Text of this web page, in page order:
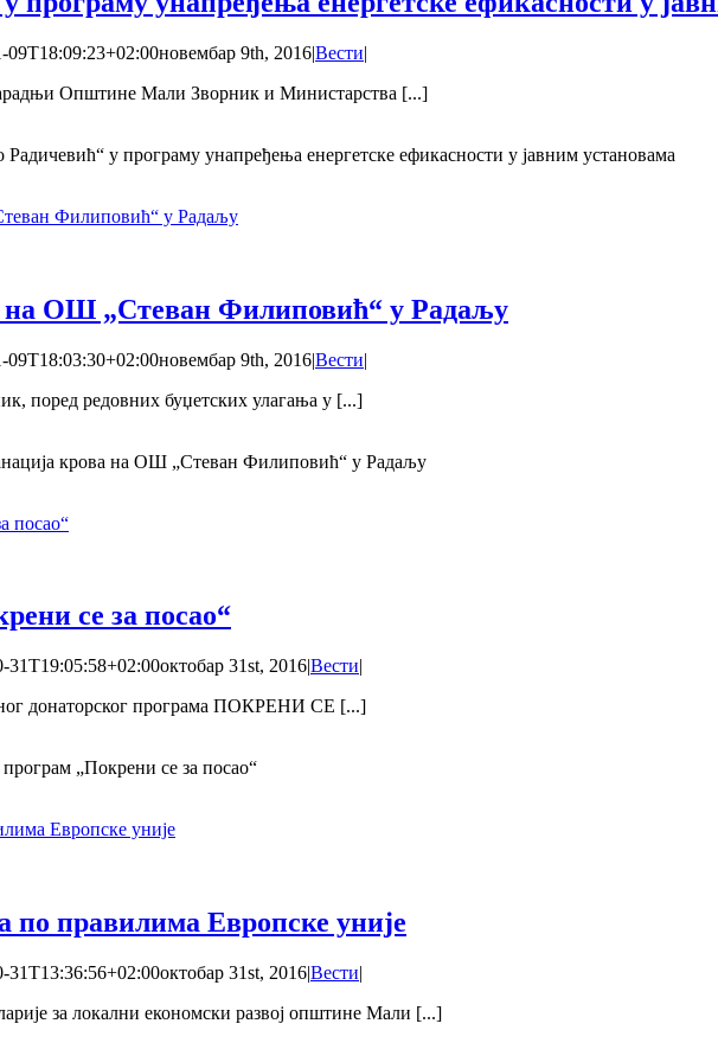
09T18:09:23+02:00новембар 9th, 2016|Вести|
Општине Мали Зворник и Министарства [...]
у програму унапређења енергетске ефикасности у јавним установама
Филиповић“ у Радаљу
на ОШ „Стеван Филиповић“ у Радаљу
09T18:03:30+02:00новембар 9th, 2016|Вести|
поред редовних буџетских улагања у [...]
крова на ОШ „Стеван Филиповић“ у Радаљу
посао“
се за посао“
31T19:05:58+02:00октобар 31st, 2016|Вести|
донаторског програма ПОКРЕНИ СЕ [...]
„Покрени се за посао“
Европске уније
по правилима Европске уније
31T13:36:56+02:00октобар 31st, 2016|Вести|
за локални економски развој општине Мали [...]